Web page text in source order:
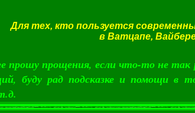
Для тех, кто пользуется
в Ватцапе,
прошу прощения, если что-то не
буду рад подсказке и помощи в